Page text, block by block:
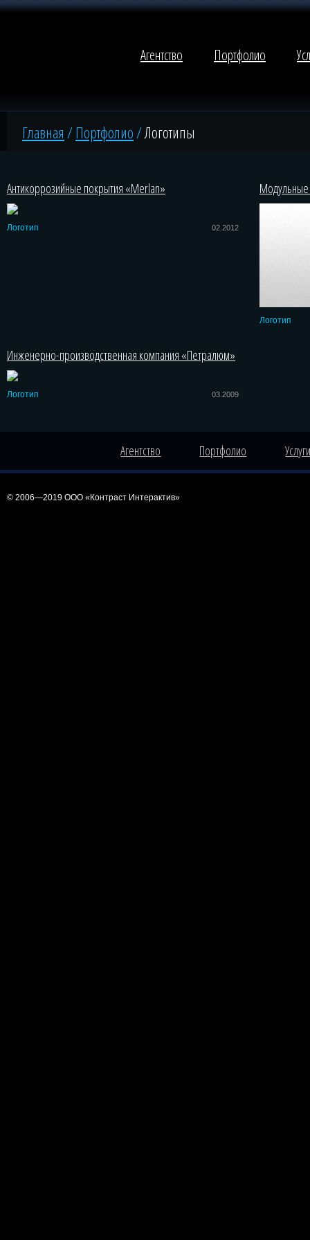
Агентство Портфолио
Главная / Портфолио/Логотипы
Антикоррозийные покрытия «Merlan»
Логотип 02.2012
Логотип
Инженерно-производственная компания «Петралюм»
Логотип 03.2009
Агентство Портфолио
© 2006—2019 ООО «Контраст Интерактив»